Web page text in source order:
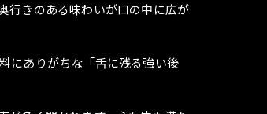
行きのある味わいが口の中に広が
にありがちな「舌に残る強い後